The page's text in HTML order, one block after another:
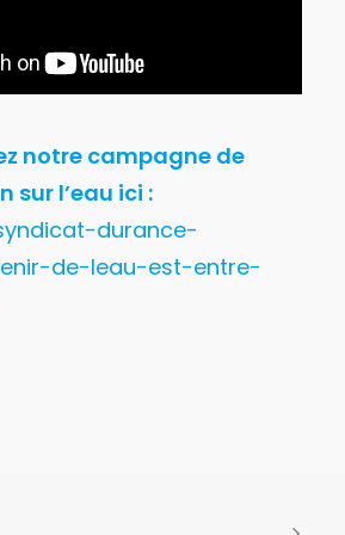
notre campagne de
sur l’eau ici :
durance-
de-leau-est-entre-